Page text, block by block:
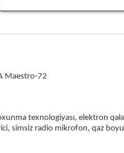
Maestro-72
texnologiyası, elektron
simsiz radio mikrofon, qaz